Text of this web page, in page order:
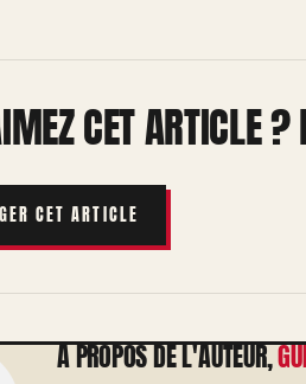
CET ARTICLE ?
CET ARTICLE
À PROPOS DE L'AUTEUR,